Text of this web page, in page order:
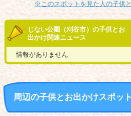
※このスポットを見た人の子供
じない公園（刈谷市）の子供とお
出かけ関連ニュース
情報がありません
周辺の子供とお出かけスポット